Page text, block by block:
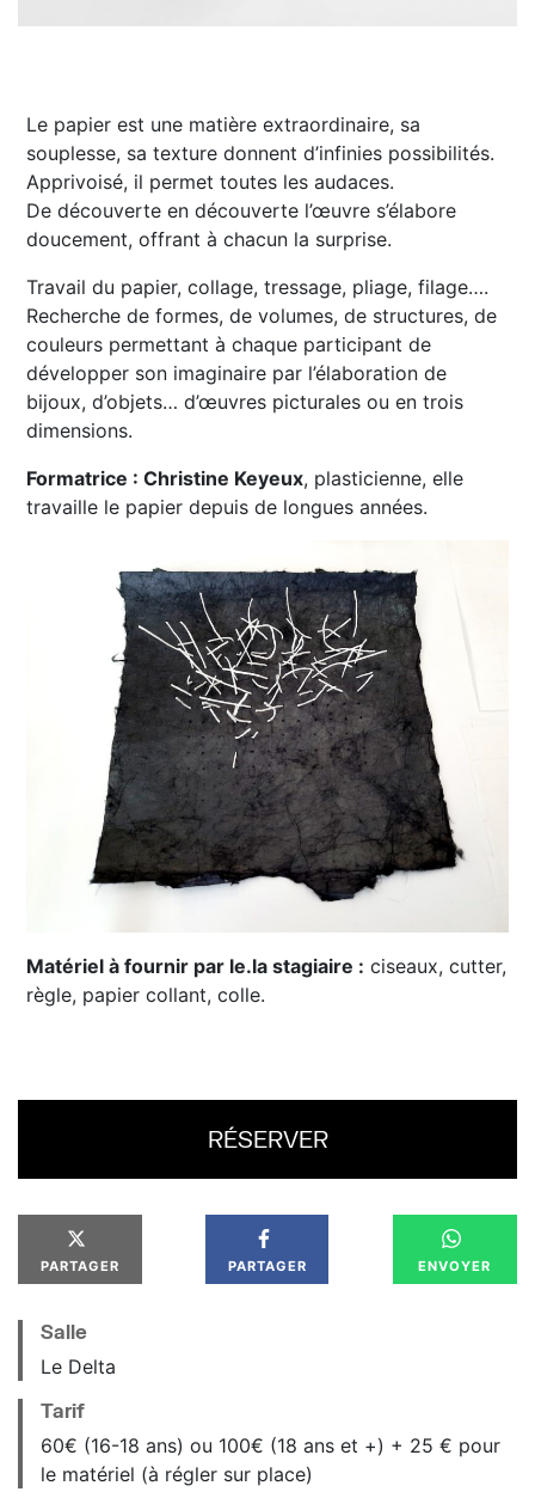
Le papier est une matière extraordinaire, sa
souplesse, sa texture donnent d’infinies possibilités.
Apprivoisé, il permet toutes les audaces.
De découverte en découverte l’œuvre s’élabore
doucement, offrant à chacun la surprise.
Travail du papier, collage, tressage, pliage, filage….
Recherche de formes, de volumes, de structures, de
couleurs permettant à chaque participant de
développer son imaginaire par l’élaboration de
bijoux, d’objets… d’œuvres picturales ou en trois
dimensions.
Formatrice : Christine Keyeux, plasticienne, elle
travaille le papier depuis de longues années.
Matériel à fournir par le.la stagiaire : ciseaux, cutter,
règle, papier collant, colle.
RÉSERVER
PARTAGER PARTAGER ENVOYER
Salle
Le Delta
Tarif
60€ (16-18 ans) ou 100€ (18 ans et +) + 25 € pour
le matériel (à régler sur place)